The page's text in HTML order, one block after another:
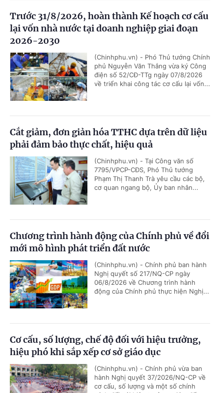
Trước 31/8/2026, hoàn thành Kế hoạch cơ cấu
lại vốn nhà nước tại doanh nghiệp giai đoạn
2026-2030
(Chinhphu.vn) - Phó Thủ tướng Chính
phủ Nguyễn Văn Thắng vừa ký Công
điện số 52/CĐ-TTg ngày 07/8/2026
về triển khai công tác cơ cấu lại vốn...
Cắt giảm, đơn giản hóa TTHC dựa trên dữ liệu
phải đảm bảo thực chất, hiệu quả
(Chinhphu.vn) - Tại Công văn số
7795/VPCP-CĐS, Phó Thủ tướng
Phạm Thị Thanh Trà yêu cầu các bộ,
cơ quan ngang bộ, Ủy ban nhân...
Chương trình hành động của Chính phủ về đổi
mới mô hình phát triển đất nước
(Chinhphu.vn) - Chính phủ ban hành
Nghị quyết số 217/NQ-CP ngày
06/8/2026 về Chương trình hành
động của Chính phủ thực hiện Nghị...
Cơ cấu, số lượng, chế độ đối với hiệu trưởng,
hiệu phó khi sắp xếp cơ sở giáo dục
(Chinhphu.vn) - Chính phủ vừa ban
hành Nghị quyết 37/2026/NQ-CP về
cơ cấu, số lượng và một số chính